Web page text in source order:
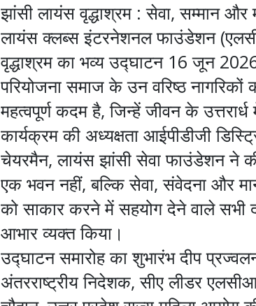
झांसी लायंस वृद्धाश्रम : सेवा, सम्मान
लायंस क्लब्स इंटरनेशनल फाउंडेशन
वृद्धाश्रम का भव्य उद्घाटन 16 जून
परियोजना समाज के उन वरिष्ठ
महत्वपूर्ण कदम है, जिन्हें जीवन के
कार्यक्रम की अध्यक्षता आईपीडीजी
चेयरमैन, लायंस झांसी सेवा फाउंडेशन ने
एक भवन नहीं, बल्कि सेवा, संवेदना और
को साकार करने में सहयोग देने वाले सभी
आभार व्यक्त किया।
उद्घाटन समारोह का शुभारंभ दीप
अंतरराष्ट्रीय निदेशक, सीए लीडर